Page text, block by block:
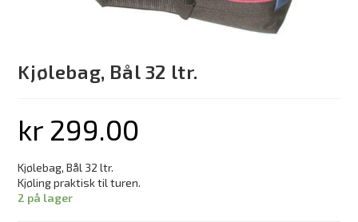
Kjølebag, Bål 32 ltr.
kr 299.00
Kjølebag, Bål 32 ltr.
Kjøling praktisk til turen.
2 på lager